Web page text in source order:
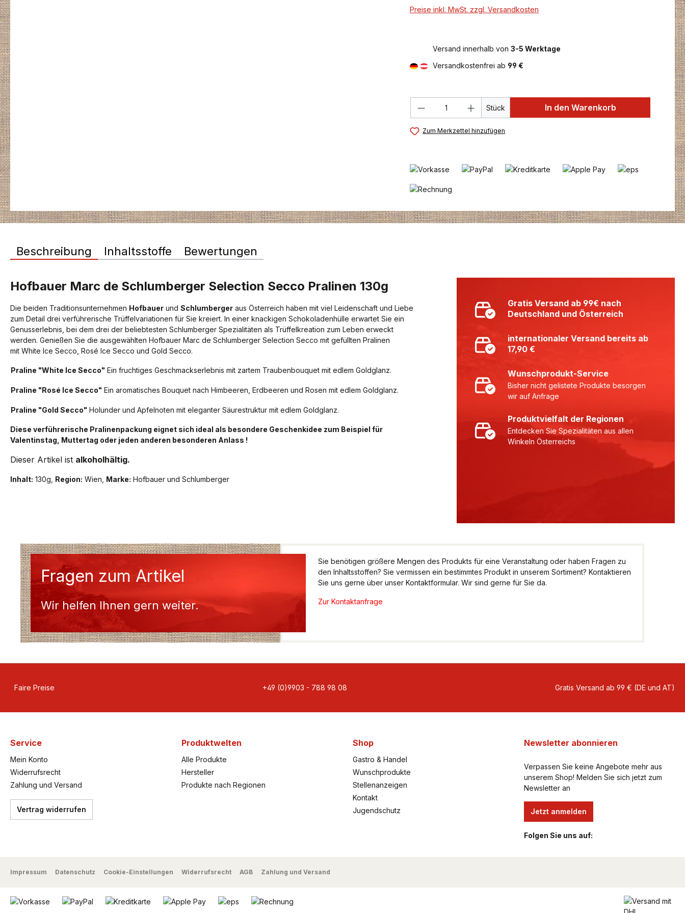
Preise inkl. MwSt. zzgl. Versandkosten
Versand innerhalb von 3-5 Werktage
Versandkostenfrei ab 99 €
Produkt Anzahl: Gib den gewünschten Wert
Stück In den Warenkorb
Zum Merkzettel hinzufügen
Beschreibung Inhaltsstoffe Bewertungen
Hofbauer Marc de Schlumberger Selection Secco Pralinen 130g
Die beiden Traditionsunternehmen Hofbauer und Schlumberger aus Österreich haben mit viel Leidenschaft und Liebe
zum Detail drei verführerische Trüffelvariationen für Sie kreiert. In einer knackigen Schokoladenhülle erwartet Sie ein
Genusserlebnis, bei dem drei der beliebtesten Schlumberger Spezialitäten als Trüffelkreation zum Leben erweckt
werden. Genießen Sie die ausgewählten Hofbauer Marc de Schlumberger Selection Secco mit gefüllten Pralinen
mit White Ice Secco, Rosé Ice Secco und Gold Secco.
Praline "White Ice Secco" Ein fruchtiges Geschmackserlebnis mit zartem Traubenbouquet mit edlem Goldglanz.
Praline "Rosé Ice Secco" Ein aromatisches Bouquet nach Himbeeren, Erdbeeren und Rosen mit edlem Goldglanz.
Praline "Gold Secco" Holunder und Apfelnoten mit eleganter Säurestruktur mit edlem Goldglanz.
Diese verführerische Pralinenpackung eignet sich ideal als besondere Geschenkidee zum Beispiel für
Valentinstag, Muttertag oder jeden anderen besonderen Anlass !
Dieser Artikel ist alkoholhältig.
Inhalt: 130g, Region: Wien, Marke: Hofbauer und Schlumberger
Gratis Versand ab 99€ nach
Deutschland und Österreich
internationaler Versand bereits ab
17,90 €
Wunschprodukt-Service
Bisher nicht gelistete Produkte besorgen
wir auf Anfrage
Produktvielfalt der Regionen
Entdecken Sie Spezialitäten aus allen
Winkeln Österreichs
Fragen zum Artikel
Wir helfen Ihnen gern weiter.
Sie benötigen größere Mengen des Produkts für eine Veranstaltung oder haben Fragen zu
den Inhaltsstoffen? Sie vermissen ein bestimmtes Produkt in unserem Sortiment? Kontaktieren
Sie uns gerne über unser Kontaktformular. Wir sind gerne für Sie da.
Zur Kontaktanfrage
Faire Preise +49 (0)9903 - 788 98 08 Gratis Versand ab 99 € (DE und AT)
Service
Mein Konto
Widerrufsrecht
Zahlung und Versand
Vertrag widerrufen
Produktwelten
Alle Produkte
Hersteller
Produkte nach Regionen
Shop
Gastro & Handel
Wunschprodukte
Stellenanzeigen
Kontakt
Jugendschutz
Newsletter abonnieren
Verpassen Sie keine Angebote mehr aus
unserem Shop! Melden Sie sich jetzt zum
Newsletter an
Jetzt anmelden
Folgen Sie uns auf:
Impressum Datenschutz Cookie-Einstellungen Widerrufsrecht AGB Zahlung und Versand